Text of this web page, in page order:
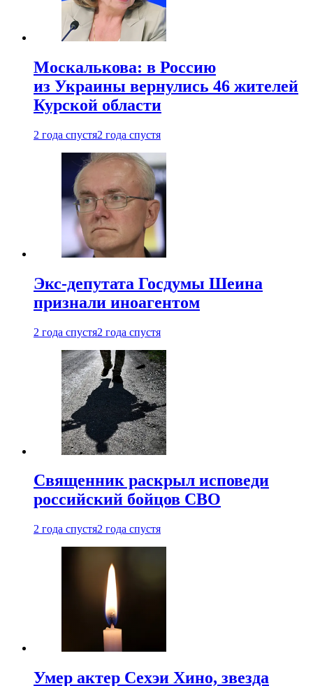
Москалькова: в Россию
из Украины вернулись 46 жителей
Курской области
2 года спустя2 года спустя
Экс-депутата Госдумы Шеина
признали иноагентом
2 года спустя2 года спустя
Священник раскрыл исповеди
российский бойцов СВО
2 года спустя2 года спустя
Умер актер Сехэи Хино, звезда